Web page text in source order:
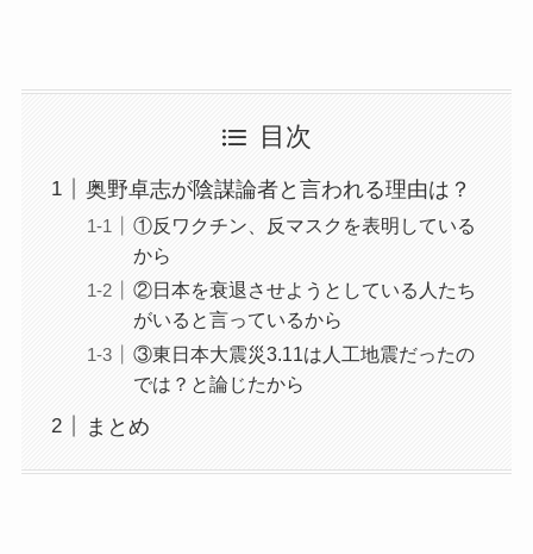
目次
奥野卓志が陰謀論者と言われる理由は？
①反ワクチン、反マスクを表明している
から
②日本を衰退させようとしている人たち
がいると言っているから
③東日本大震災3.11は人工地震だったの
では？と論じたから
まとめ